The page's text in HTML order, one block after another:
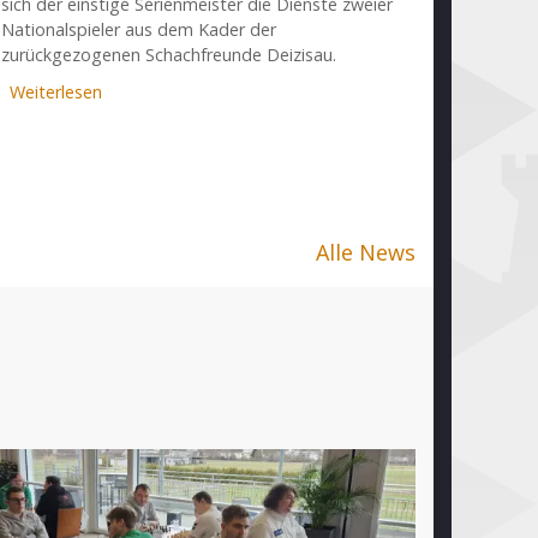
Nationalspieler aus dem Kader der
zurückgezogenen Schachfreunde Deizisau.
Weiterlesen
Alle News